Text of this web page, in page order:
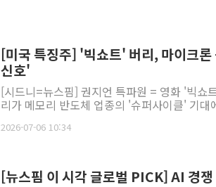
[미국 특징주] '빅쇼트' 버리, 마이크
신호'
[시드니=뉴스핌] 권지언 특파원 = 영화 '빅쇼
리가 메모리 반도체 업종의 '슈퍼사이클' 기
2026-07-06 10:34
[뉴스핌 이 시각 글로벌 PICK] AI 경